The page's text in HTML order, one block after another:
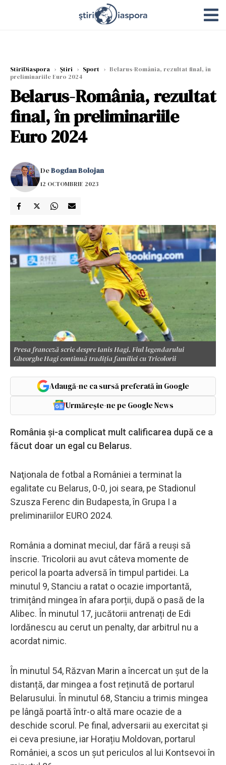
StiriDiaspora › Știri › Sport › Belarus-România, rezultat final, în
preliminariile Euro 2024
Belarus-România, rezultat
final, în preliminariile
Euro 2024
DeBogdan Bolojan
12 OCTOMBRIE 2023
Presa franceză scrie despre Ianis Hagi. Fiul legendarului
Gheorghe Hagi continuă tradiția familiei cu Tricolorii
Adaugă-ne ca sursă preferată în Google
Urmărește-ne pe Google News
România și-a complicat mult calificarea după ce a
făcut doar un egal cu Belarus.
Naţionala de fotbal a României a terminat la
egalitate cu Belarus, 0-0, joi seara, pe Stadionul
Szusza Ferenc din Budapesta, în Grupa I a
preliminariilor EURO 2024.
România a dominat meciul, dar fără a reuși să
înscrie. Tricolorii au avut câteva momente de
pericol la poarta adversă în timpul partidei. La
minutul 9, Stanciu a ratat o ocazie importantă,
trimițând mingea în afara porții, după o pasă de la
Alibec. În minutul 17, jucătorii antrenați de Edi
Iordănescu au cerut un penalty, dar arbitrul nu a
acordat nimic.
În minutul 54, Răzvan Marin a încercat un șut de la
distanță, dar mingea a fost reținută de portarul
Belarusului. În minutul 68, Stanciu a trimis mingea
pe lângă poartă într-o altă mare ocazie de a
deschide scorul. Pe final, adversarii au exercitat și
ei ceva presiune, iar Horațiu Moldovan, portarul
României, a scos un șut periculos al lui Kontsevoi în